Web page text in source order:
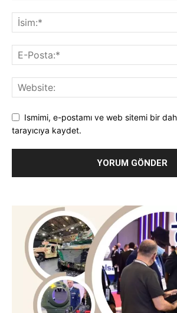
Ismimi, e-postamı ve web sitemi bir
tarayıcıya kaydet.